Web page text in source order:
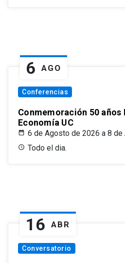
6 AGO
Conferencias
Conmemoración 50 años
Economía UC
6 de Agosto de 2026 a 8
Todo el dia.
16 ABR
Conversatorio